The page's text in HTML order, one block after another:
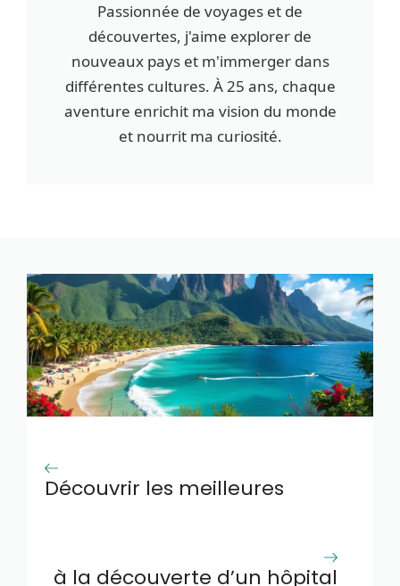
Passionnée de voyages et de
découvertes, j'aime explorer de
nouveaux pays et m'immerger dans
différentes cultures. À 25 ans, chaque
aventure enrichit ma vision du monde
et nourrit ma curiosité.
Découvrir les meilleures
à la découverte d’un hôpital